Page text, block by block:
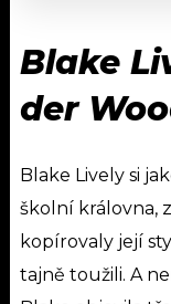
Blake
der
Blake Lively si
školní královna,
kopírovaly její
tajně toužili. A